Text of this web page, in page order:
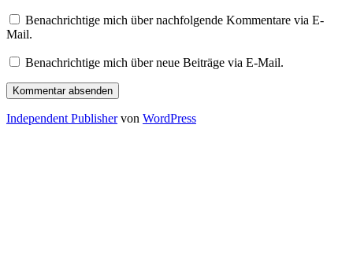
Benachrichtige mich über nachfolgende Kommentare via E-
Mail.
Benachrichtige mich über neue Beiträge via E-Mail.
Independent Publishervon WordPress